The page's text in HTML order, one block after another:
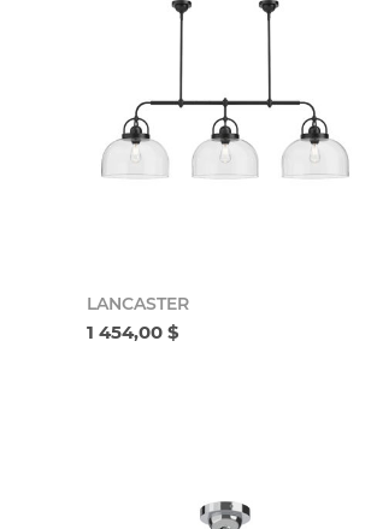
LANCASTER
1 454,00 $